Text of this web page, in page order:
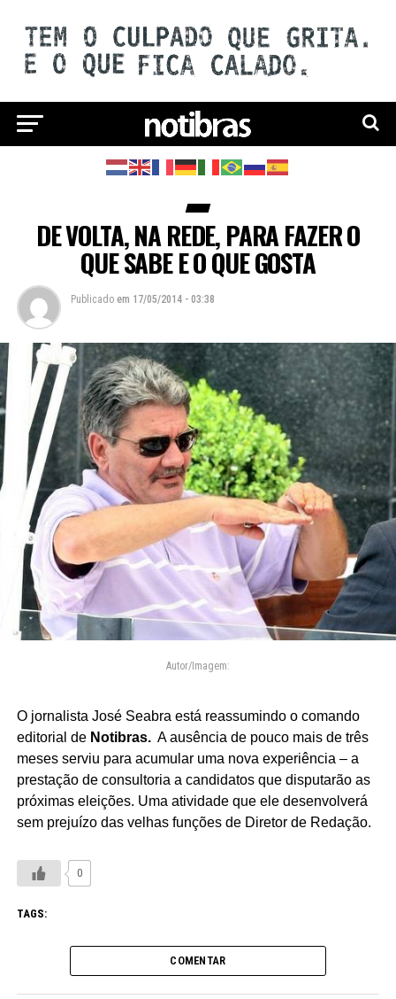
DE VOLTA, NA REDE, PARA FAZER O
QUE SABE E O QUE GOSTA
Publicado em 17/05/2014 - 03:38
Autor/Imagem:
O jornalista José Seabra está reassumindo o comando
editorial de Notibras.A ausência de pouco mais de três
meses serviu para acumular uma nova experiência – a
prestação de consultoria a candidatos que disputarão as
próximas eleições. Uma atividade que ele desenvolverá
sem prejuízo das velhas funções de Diretor de Redação.
0
TAGS:
COMENTAR